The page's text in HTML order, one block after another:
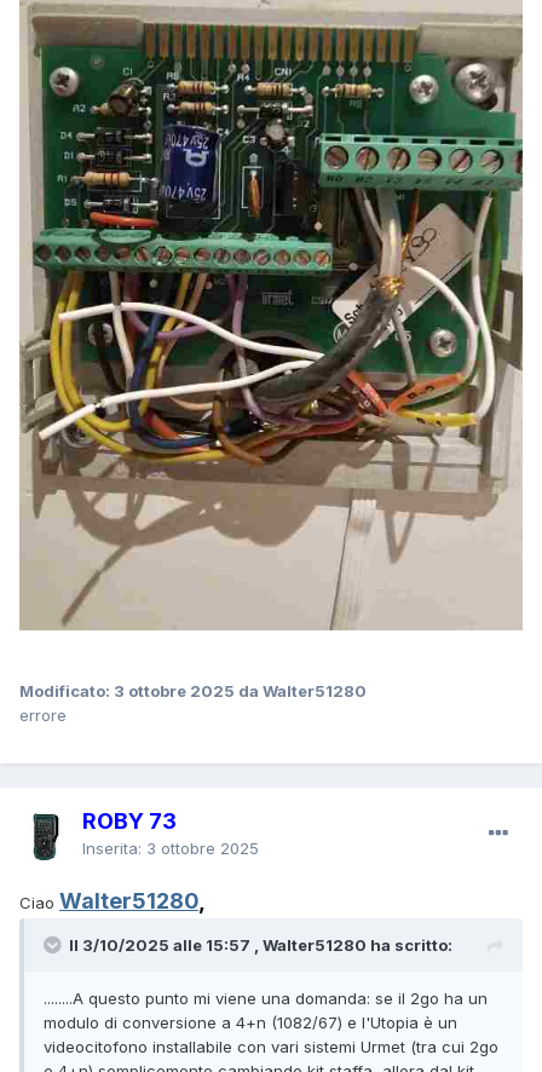
Modificato: 3 ottobre 2025 da Walter51280
errore
ROBY 73
Inserita: 3 ottobre 2025
Ciao Walter51280
Il 3/10/2025 alle 15:57 , Walter51280 ha scritto:
........A questo punto mi viene una domanda: se il 2go ha un
modulo di conversione a 4+n (1082/67) e l'Utopia è un
videocitofono installabile con vari sistemi Urmet (tra cui 2go